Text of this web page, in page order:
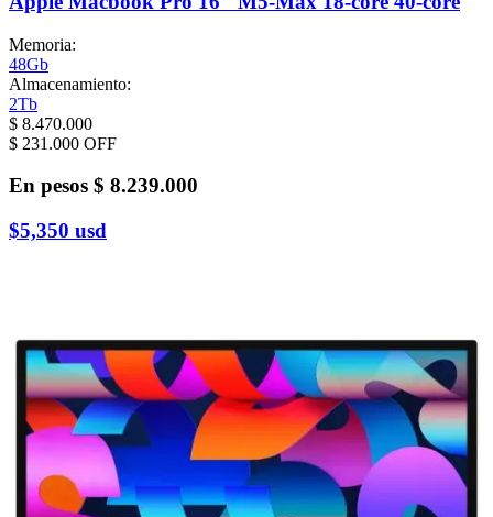
Memoria:
48Gb
Almacenamiento:
2Tb
$ 8.470.000
$ 231.000 OFF
En pesos $ 8.239.000
$5,350 usd